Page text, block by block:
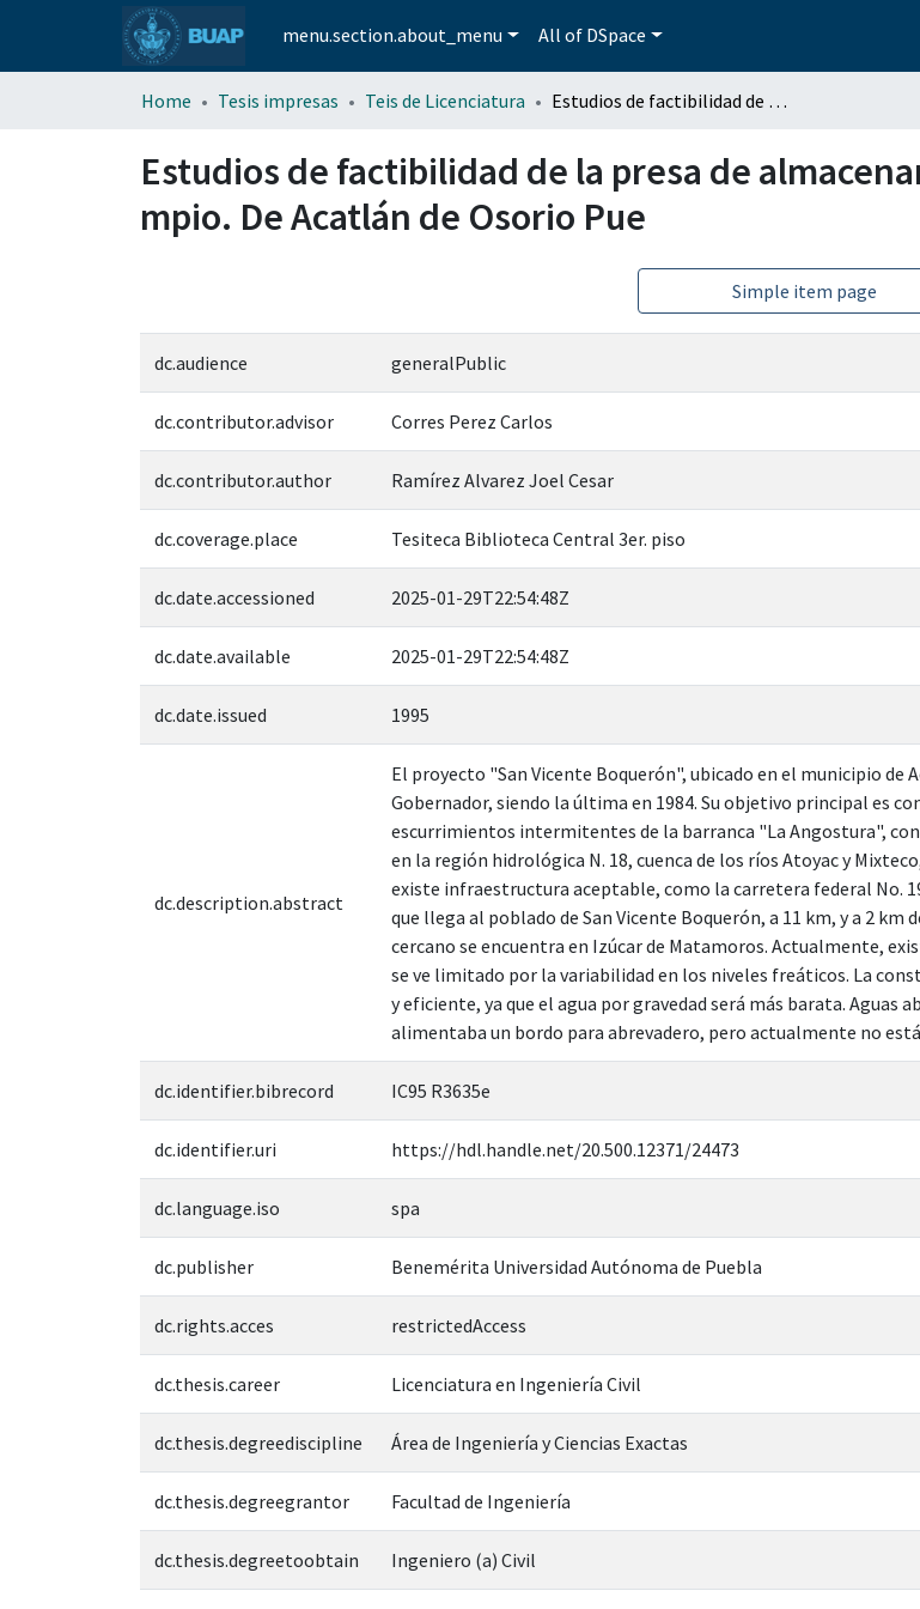
menu.section.about_menu All of DSpace
Home Tesis impresas Teis de Licenciatura Estudios de factibilidad de la presa de almacenamiento "San vicente Boquerón mpio. De Acatlán de Osorio Pue
Estudios de factibilidad de la presa de
mpio. De Acatlán de Osorio Pue
Simple item page
dc.audience generalPublic
dc.contributor.advisor Corres Perez Carlos
dc.contributor.author Ramírez Alvarez Joel Cesar
dc.coverage.place Tesiteca Biblioteca Central 3er. piso
dc.date.accessioned 2025-01-29T22:54:48Z
dc.date.available 2025-01-29T22:54:48Z
dc.date.issued 1995
dc.description.abstract
El proyecto "San Vicente Boquerón", ubicado en el municipio de
Gobernador, siendo la última en 1984. Su objetivo principal es
escurrimientos intermitentes de la barranca "La Angostura",
en la región hidrológica N. 18, cuenca de los ríos Atoyac y
existe infraestructura aceptable, como la carretera federal No.
que llega al poblado de San Vicente Boquerón, a 11 km, y a 2
cercano se encuentra en Izúcar de Matamoros. Actualmente,
se ve limitado por la variabilidad en los niveles freáticos. La
y eficiente, ya que el agua por gravedad será más barata.
alimentaba un bordo para abrevadero, pero actualmente no
dc.identifier.bibrecord IC95 R3635e
dc.identifier.uri https://hdl.handle.net/20.500.12371/24473
dc.language.iso spa
dc.publisher Benemérita Universidad Autónoma de Puebla
dc.rights.acces restrictedAccess
dc.thesis.career Licenciatura en Ingeniería Civil
dc.thesis.degreediscipline Área de Ingeniería y Ciencias Exactas
dc.thesis.degreegrantor Facultad de Ingeniería
dc.thesis.degreetoobtain Ingeniero (a) Civil